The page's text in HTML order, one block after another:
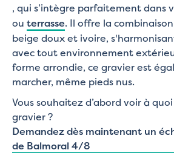
, qui s’intègre parfaitement dans
ou terrasse. Il offre la
beige doux et ivoire,
avec tout environnement
forme arrondie, ce gravier est
marcher, même pieds nus.
Vous souhaitez d’abord voir à
gravier ?
Demandez dès maintenant un
de Balmoral 4/8